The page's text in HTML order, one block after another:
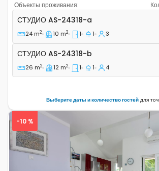
Объекты проживания:
Студио-апартаменты Заблаче -
СТУДИО AS-24318-a
24 m2 10 m2 1 1 3
Студио AS-24318-b
СТУДИО AS-24318-b
26 m2 12 m2 1 1 4
Выберите даты и количество гостейдля
-10 %